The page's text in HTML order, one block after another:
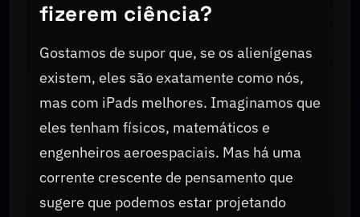
fizerem ciência?
Gostamos de supor que, se os alienígenas
existem, eles são exatamente como nós,
mas com iPads melhores. Imaginamos que
eles tenham físicos, matemáticos e
engenheiros aeroespaciais. Mas há uma
corrente crescente de pensamento que
sugere que podemos estar projetando